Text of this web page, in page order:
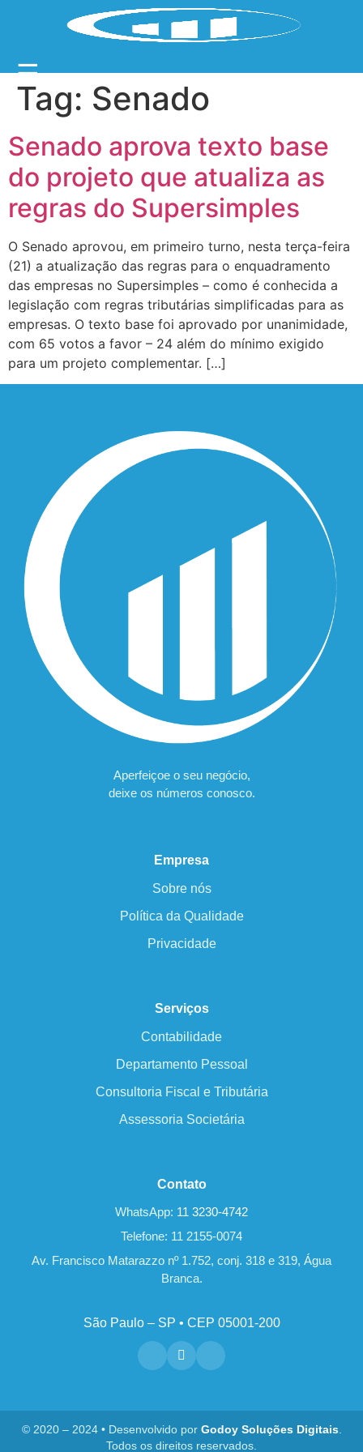
☰
Tag: Senado
Senado aprova texto base
do projeto que atualiza as
regras do Supersimples
O Senado aprovou, em primeiro turno, nesta terça-feira
(21) a atualização das regras para o enquadramento
das empresas no Supersimples – como é conhecida a
legislação com regras tributárias simplificadas para as
empresas. O texto base foi aprovado por unanimidade,
com 65 votos a favor – 24 além do mínimo exigido
para um projeto complementar. […]
Aperfeiçoe o seu negócio,
deixe os números conosco.
Empresa
Sobre nós
Política da Qualidade
Privacidade
Serviços
Contabilidade
Departamento Pessoal
Consultoria Fiscal e Tributária
Assessoria Societária
Contato
WhatsApp: 11 3230-4742
Telefone: 11 2155-0074
Av. Francisco Matarazzo nº 1.752, conj. 318 e 319, Água
Branca.
São Paulo – SP • CEP 05001-200
© 2020 – 2024 • Desenvolvido por Godoy Soluções Digitais.
Todos os direitos reservados.